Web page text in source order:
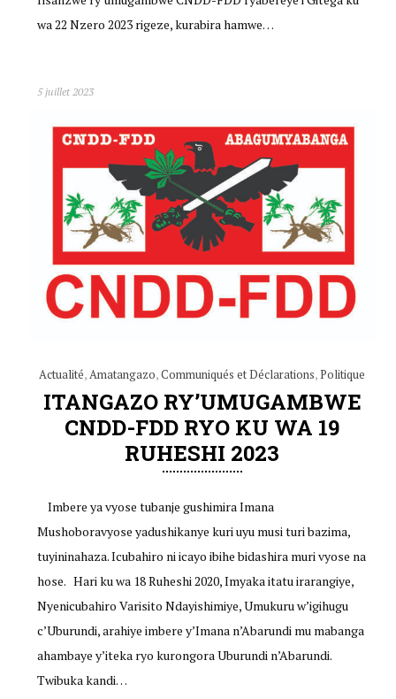
wa 22 Nzero 2023 rigeze, kurabira hamwe…
5 juillet 2023
Actualité,Amatangazo,Communiqués et Déclarations,Politique
ITANGAZO RY’UMUGAMBWE
CNDD-FDD RYO KU WA 19
RUHESHI 2023
Imbere ya vyose tubanje gushimira Imana
Mushoboravyose yadushikanye kuri uyu musi turi bazima,
tuyininahaza. Icubahiro ni icayo ibihe bidashira muri vyose na
hose. Hari ku wa 18 Ruheshi 2020, Imyaka itatu irarangiye,
Nyenicubahiro Varisito Ndayishimiye, Umukuru w’igihugu
c’Uburundi, arahiye imbere y’Imana n’Abarundi mu mabanga
ahambaye y’iteka ryo kurongora Uburundi n’Abarundi.
Twibuka kandi…